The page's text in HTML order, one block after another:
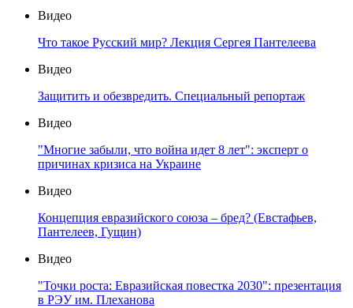
Видео
Что такое Русский мир? Лекция Сергея Пантелеева
Видео
Защитить и обезвредить. Специальный репортаж
Видео
"Многие забыли, что война идет 8 лет": эксперт о
причинах кризиса на Украине
Видео
Концепция евразийского союза – бред? (Евстафьев,
Пантелеев, Гущин)
Видео
"Точки роста: Евразийская повестка 2030": презентация
в РЭУ им. Плеханова